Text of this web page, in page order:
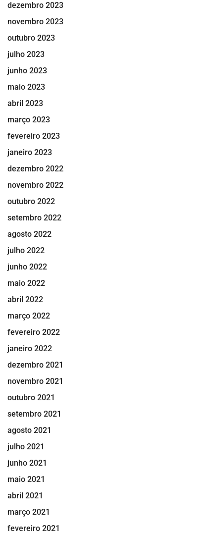
dezembro 2023
novembro 2023
outubro 2023
julho 2023
junho 2023
maio 2023
abril 2023
março 2023
fevereiro 2023
janeiro 2023
dezembro 2022
novembro 2022
outubro 2022
setembro 2022
agosto 2022
julho 2022
junho 2022
maio 2022
abril 2022
março 2022
fevereiro 2022
janeiro 2022
dezembro 2021
novembro 2021
outubro 2021
setembro 2021
agosto 2021
julho 2021
junho 2021
maio 2021
abril 2021
março 2021
fevereiro 2021